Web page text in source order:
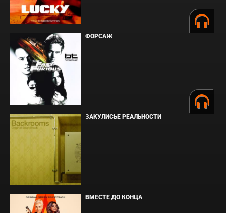
ФОРСАЖ
ЗАКУЛИСЬЕ РЕАЛЬНОСТИ
ВМЕСТЕ ДО КОНЦА